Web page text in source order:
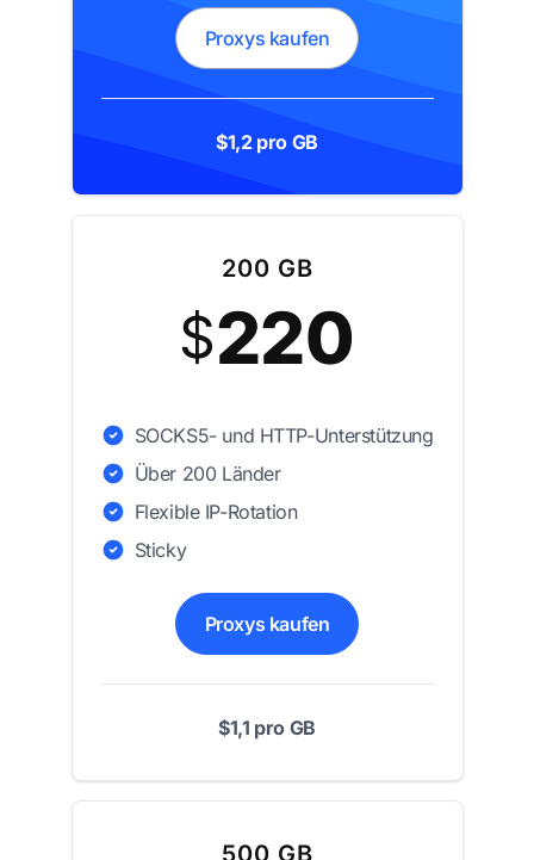
Proxys kaufen
$1,2 pro GB
200 GB
$220
SOCKS5- und HTTP-Unterstützung
Über 200 Länder
Flexible IP-Rotation
Sticky
Proxys kaufen
$1,1 pro GB
500 GB